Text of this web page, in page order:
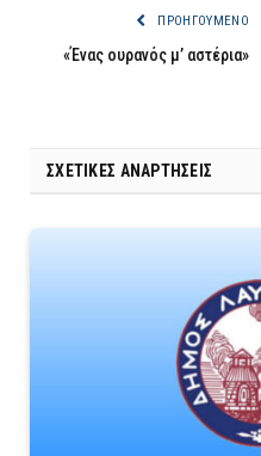
ΠΡΟΗΓΟΎΜΕΝΟ
«Ένας ουρανός μ’ αστέρια»
ΣΧΕΤΙΚΈΣ ΑΝΑΡΤΉΣΕΙΣ